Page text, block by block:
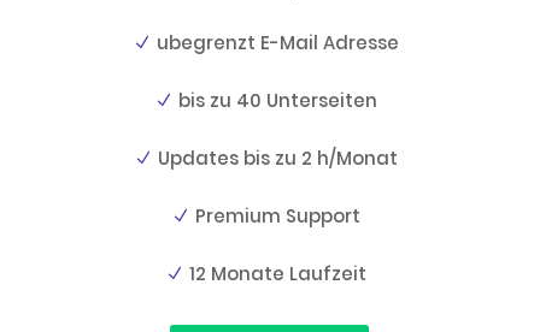
ubegrenzt E-Mail Adresse
bis zu 40 Unterseiten
Updates bis zu 2 h/Monat
Premium Support
12 Monate Laufzeit